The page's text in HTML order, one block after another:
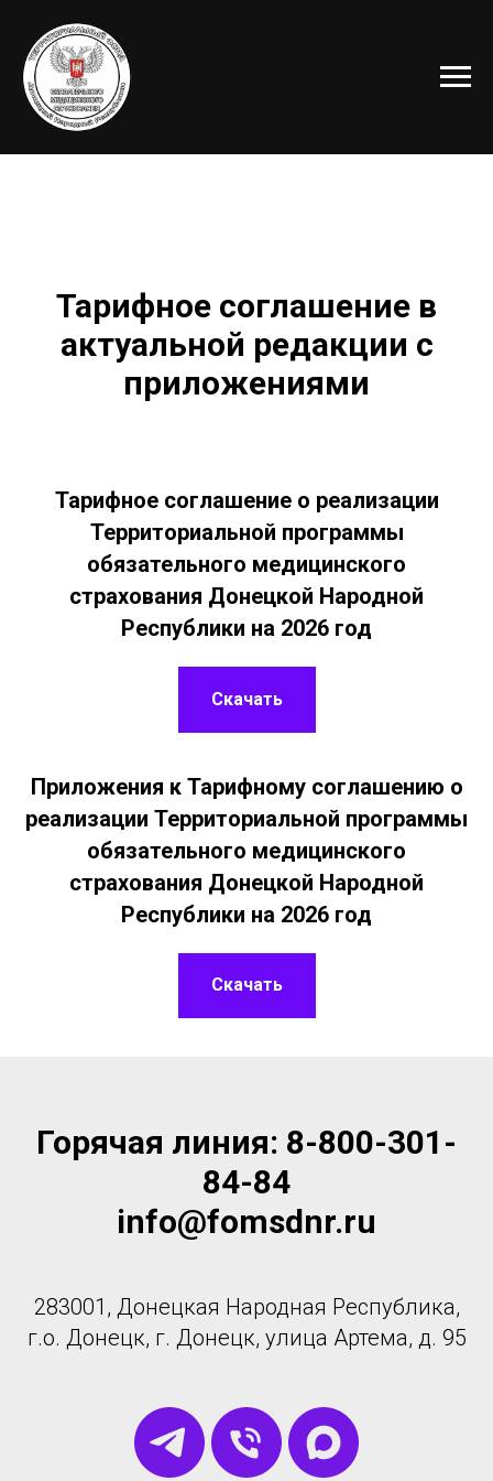
Тарифное соглашение в
актуальной редакции с
приложениями
Тарифное соглашение о реализации
Территориальной программы
обязательного медицинского
страхования Донецкой Народной
Республики на 2026 год
Скачать
Приложения к Тарифному соглашению о
реализации Территориальной программы
обязательного медицинского
страхования Донецкой Народной
Республики на 2026 год
Скачать
Горячая линия: 8-800-301-
84-84
info@fomsdnr.ru
283001, Донецкая Народная Республика,
г.о. Донецк, г. Донецк, улица Артема, д. 95